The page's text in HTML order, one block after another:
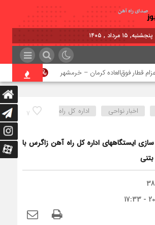
۱۵ مرداد , ۱۴۰۵
قطار فوق‌العاده کرمان – خرمشهر
7 اخبار نواحی
اداره كل راه
ایستگاههای اداره کل راه آهن زاگرس با